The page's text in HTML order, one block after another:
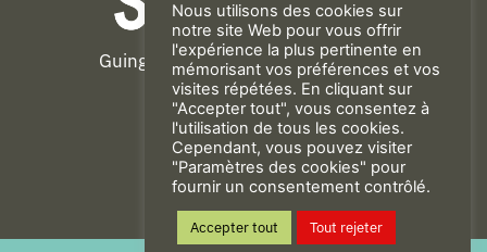
Guingamp-Paimpol Agglomération
11 rue de la Trinité
22200 GUINGAMP
02 96 40 23 82
CONTACT
Nous utilisons des cookies sur
notre site Web pour vous offrir
l'expérience la plus pertinente en
mémorisant vos préférences et vos
visites répétées. En cliquant sur
"Accepter tout", vous consentez à
l'utilisation de tous les cookies.
Cependant, vous pouvez visiter
"Paramètres des cookies" pour
fournir un consentement contrôlé.
Accepter tout Tout rejeter